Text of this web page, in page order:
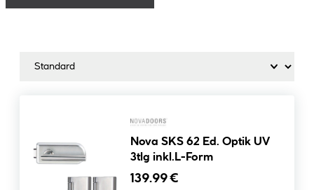
Nova SKS 62 Ed. Optik UV
3tlg inkl.L-Form
139.99 €